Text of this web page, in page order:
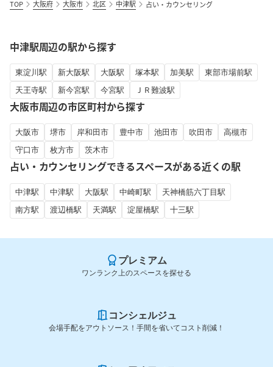
TOP 大阪府 大阪市 北区 中津駅 占い・カウンセリング
中津駅周辺の駅から探す
東淀川駅 新大阪駅 大阪駅 塚本駅 加美駅
東部市場前駅
天王寺駅
新今宮駅 今宮駅 ＪＲ難波駅
大阪市周辺の市区町村から探す
大阪市 堺市 岸和田市 豊中市 池田市 吹田市
高槻市
守口市
枚方市 茨木市
占い・カウンセリングできるスペースがある近くの駅
中津駅 中津駅 大阪駅 中崎町駅
天神橋筋六丁目駅
南方駅
渡辺橋駅 天満駅 淀屋橋駅 十三駅
プレミアム
ワンランク上のスペースを探せる
コンシェルジュ
会場手配をアウトソース！手間を省いてコスト削減！